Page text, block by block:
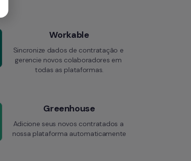
Workable
Sincronize dados de contratação e
gerencie novos colaboradores em
todas as plataformas.
Greenhouse
Adicione seus novos contratados a
nossa plataforma automaticamente